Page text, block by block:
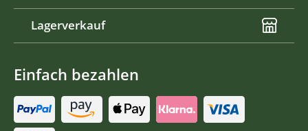
Lagerverkauf
Einfach bezahlen